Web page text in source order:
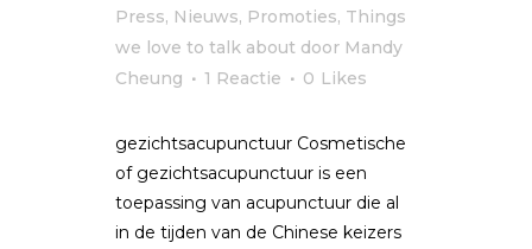
Press, Nieuws, Promoties, Things
we love to talk about door Mandy
Cheung
1 Reactie 0 Likes
gezichtsacupunctuur Cosmetische
of gezichtsacupunctuur is een
toepassing van acupunctuur die al
in de tijden van de Chinese keizers